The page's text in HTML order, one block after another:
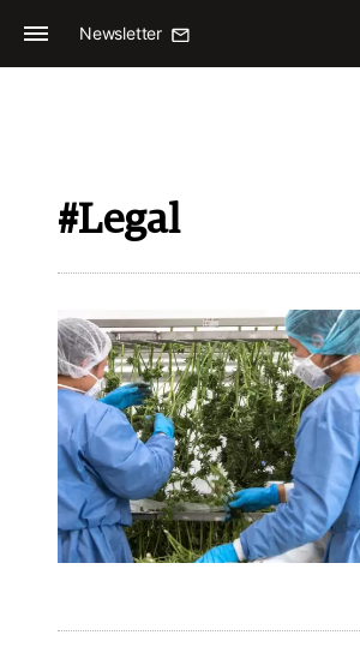
Newsletter
#Legal